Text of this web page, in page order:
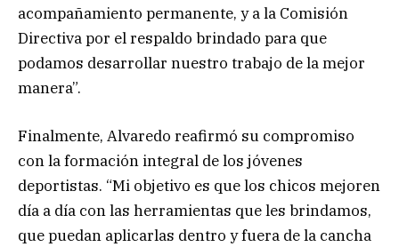
acompañamiento permanente, y a la Comisión
Directiva por el respaldo brindado para que
podamos desarrollar nuestro trabajo de la mejor
manera”.
Finalmente, Alvaredo reafirmó su compromiso
con la formación integral de los jóvenes
deportistas. “Mi objetivo es que los chicos mejoren
día a día con las herramientas que les brindamos,
que puedan aplicarlas dentro y fuera de la cancha